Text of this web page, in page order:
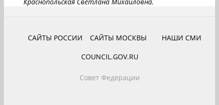
САЙТЫ РОССИИ САЙТЫ МОСКВЫ НАШИ СМИ
COUNCIL.GOV.RU
Совет Федерации